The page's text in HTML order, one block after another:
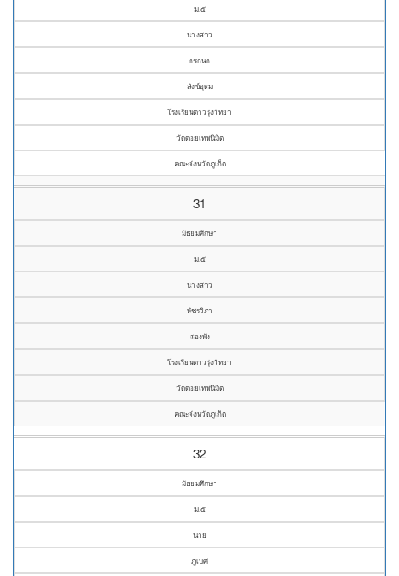
ม.๕
นางสาว
กรกนก
สังข์อุดม
โรงเรียนดาวรุ่งวิทยา
วัดดอยเทพนิมิต
คณะจังหวัดภูเก็ต
31
มัธยมศึกษา
ม.๕
นางสาว
พัชรวิภา
สองพัง
โรงเรียนดาวรุ่งวิทยา
วัดดอยเทพนิมิต
คณะจังหวัดภูเก็ต
32
มัธยมศึกษา
ม.๕
นาย
ภูเบศ